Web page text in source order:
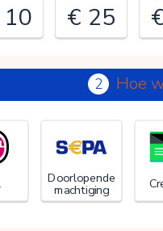
€ 25
€
2 Hoe
Doorlopende
machtiging